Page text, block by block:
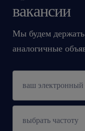
вакансии
Мы будем держать
аналогичные